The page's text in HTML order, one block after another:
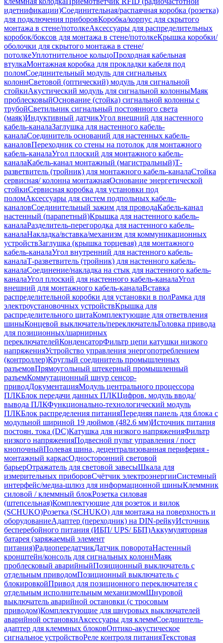
идетнификации)Соединительная/распаячная коробка (розетка)
для подключения приборовКоробка/корпус для скрытого
монтажа в стене/потолкеАксессуары для распределительных
коробок/боксов для монтажа в стене/потолкеКрышка коробки/
оболочки для скрытого монтажа в стене/
потолкеУплотнительное кольцоПроходная кабельная
втулкаМонтажная коробка для прокладки кабеля под
поломСоединительный модуль для сигнальных
колоннСветовой (оптический) модуль для сигнальной
стойкиАкустический модуль для сигнальной колонныМаяк
проблесковыйОснование (стойка) сигнальной колонны с
трубойСветильник сигнальный постоянного света
(маяк)Индуктивный датчикУгол внешний для настенного
кабель-каналаЗаглушка для настенного кабель-
каналаСоединитель оснований для настенных кабель-
каналовПереходник со стены на потолок для монтажного
кабель-каналаУгол плоский для монтажного кабель-
каналаКабель-канал монтажный (магистральный)Т-
разветвитель (тройник) для монтажного кабель-каналаСтойка
сервисная/ колонна монтажнаяОснование энергетической
стойкиСервисная коробка для установки под
поломАксессуары для систем подпольных кабель-
каналовСоединительный зажим для проводаКабель-канал
настенный (парапетный)Крышка для настенного кабель-
каналаРазделитель-перегородка для настенного кабель-
каналаНакладка/вставка/механизм для коммуникационных
устройствЗаглушка (крышка торцевая) для монтажного
кабель-каналаУгол внутренний для настенного кабель-
каналаТ-разветвитель (тройник) для настенного кабель-
каналаСоединение/накладка на стык для настенного кабель-
каналаУгол плоский для настенного кабель-каналаУгол
внешний для монтажного кабель-каналаВставка
распределительной коробки для установки в полРамка для
электроустановочных устройствКрышка для
распределительного щитаКомплектующие для ответвления
шиныКонцевой выключатель/переключательГоловка привода
для позиционных/шарнирных
переключателейКонденсаторФильтр цепи катушки низкого
напряженияУстройство управления энергопотреблением
(контроллер)Круглый соединитель промышленных
разъемовПрямоугольный штекерный промышленный
разъемКоммутационный шнур сенсор-
приводДокументацияМодуль центрального процессора
ПЛКБлок передачи данных ПЛКЦифров. модуль ввода/
вывода ПЛКФункционально-технологический модуль
ПЛКБлок распределения питанияПередняя панель для блока с
модульной шириной 19 дюймов (482.6 мм)Источник питания
постоян. тока (DC)Катушка для низкого напряженияФильтр
низкого напряженияПодвесной пульт управления / пост
кнопочныйПолевая шина, децентрализованная периферия -
монтажный каркасОдносторонний световой
барьерОтражатель для световой завесыШкала для
измерительных приборовСчётчик электроэнергииСистемный
интерфейс/медиа-шлюз для информационной шиныКлеммник
силовой / клеммный блокРозетка силовая
(штепсельная)Комплектующие для розеток и вилок
(SCHUKO)Розетка (SCHUKO) для монтажа на поверхность и
оборудованиеАдаптер (переходник) на DIN-рейкуИсточник
бесперебойного питания (ИБП/ UPS/ ББП)Аккумуляторная
батарея (заряжаемый элемент
питания)РадиопередатчикДатчик поворотаНастенный
кронштейн/консоль для сигнальных колоннМаяк
проблесковый аварийныйПозиционный выключатель с
отдельным приводомПозиционный выключатель с
блокировкойПривод для позиционного переключателя с
отдельным исполнительным механизмомШнуровой
выключатель аварийной остановки (с тросовым
приводом)Комплектующие для шнуровых выключателей
аварийной остановкиАксессуары для клеммСоединитель-
адаптер для клеммных блоковОптико-акустическое
сигнальное устройствоРеле контроля питанияТекстовая